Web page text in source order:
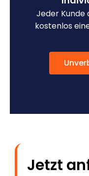
Jeder Kunde
kostenlos
Jetzt